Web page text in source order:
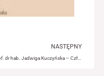
NASTĘPNY
Prof. dr hab. Jadwiga Kuczyńska – Członkiem Honorowym TN KUL
zobaczenie